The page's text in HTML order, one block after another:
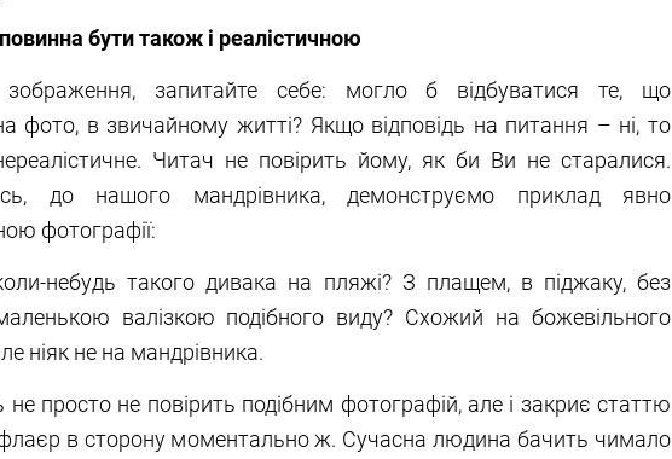
бути також і реалістичною
запитайте себе: могло б відбуватися те, що
фото, в звичайному житті? Якщо відповідь на питання – ні, то
Читач не повірить йому, як би Ви не старалися.
до нашого мандрівника, демонструємо приклад явно
фотографії:
небудь такого дивака на пляжі? З плащем, в піджаку, без
валізкою подібного виду? Схожий на божевільного
ніяк не на мандрівника.
не просто не повірить подібним фотографій, але і закриє статтю
флаєр в сторону моментально ж. Сучасна людина бачить чимало